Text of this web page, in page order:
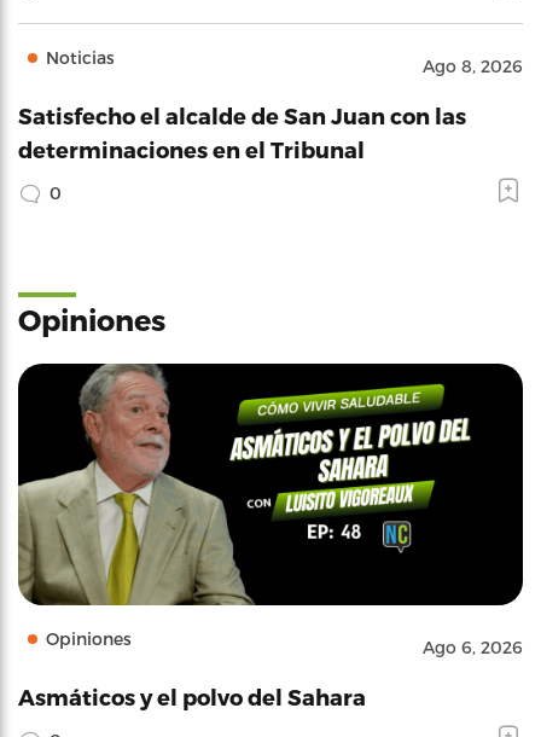
Noticias Ago 8, 2026
Satisfecho el alcalde de San Juan con las
determinaciones en el Tribunal
0
Opiniones
Opiniones Ago 6, 2026
Asmáticos y el polvo del Sahara